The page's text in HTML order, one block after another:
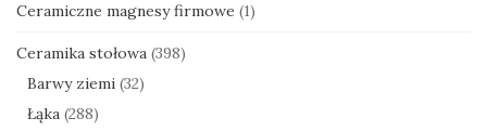
Ceramiczne magnesy firmowe (1)
Ceramika stołowa (398)
Barwy ziemi (32)
Łąka (288)